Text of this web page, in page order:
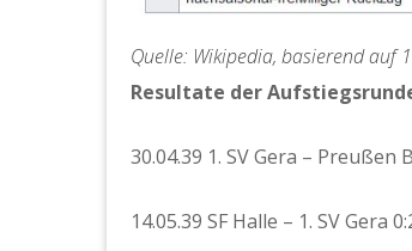
Quelle: Wikipedia, basierend auf
Resultate der
30.04.39 1. SV Gera –
14.05.39 SF Halle – 1. SV Gera